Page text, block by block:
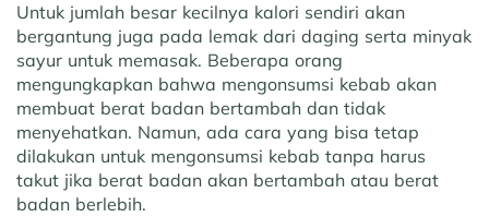
Untuk jumlah besar kecilnya kalori sendiri akan
bergantung juga pada lemak dari daging serta minyak
sayur untuk memasak. Beberapa orang
mengungkapkan bahwa mengonsumsi kebab akan
membuat berat badan bertambah dan tidak
menyehatkan. Namun, ada cara yang bisa tetap
dilakukan untuk mengonsumsi kebab tanpa harus
takut jika berat badan akan bertambah atau berat
badan berlebih.